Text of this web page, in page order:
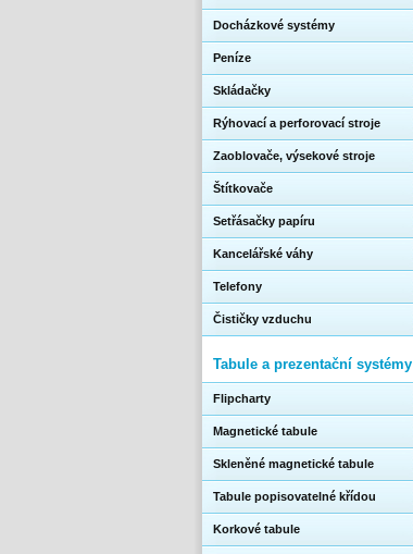
Docházkové systémy
Peníze
Skládačky
Rýhovací a perforovací stroje
Zaoblovače, výsekové stroje
Štítkovače
Setřásačky papíru
Kancelářské váhy
Telefony
Čističky vzduchu
Tabule a prezentační systémy
Flipcharty
Magnetické tabule
Skleněné magnetické tabule
Tabule popisovatelné křídou
Korkové tabule